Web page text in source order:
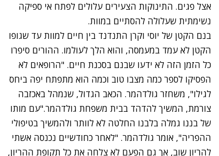
אצל פגים. התינוקות הצעירים עלולים לפתח אי ספיקה
נשימתית שעלולה להסתיים במוות.
בנם הקטן של יוסי וקרן התנדנד בין חיים למוות עד שגופו
הקטן לא עמד במעמסה, והוא הלך לעולמו. ההורים סיפרו
כל הזמן הזה לא ידעו שבנם בסכנת חיים. "הרופאים לא
הפסיקו לספר כמה מצבו טוב וכמה הוא מתפתח יפה ביחס
לגילו", משחזר גולדהמר. הכאב הגדול, שנמהל באכזבה
צורמת, המשיך להדהד בבית משפחת גולדהמר."עם מותו
של בננו גמלה בלבנו החלטה לא לוותר ולהמשיך בטיפולי
ההפריה", אומר גולדהמר. "לאחר כחודשיים נכנסה אשתי
להריון שוב, אך גם הפעם לא צלחה את כל תקופת ההריון,